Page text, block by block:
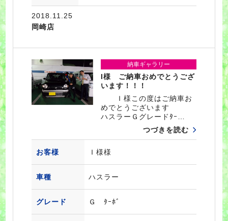
2018.11.25
岡崎店
納車ギャラリー
I様 ご納車おめでとうござ
います！！！
Ｉ様この度はご納車お
めでとうございます
ハスラーＧグレードﾀｰ…
つづきを読む
お客様 Ｉ様様
車種 ハスラー
グレード Ｇ ﾀｰﾎﾞ